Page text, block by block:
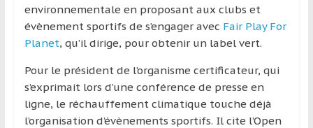
environnementale en proposant aux clubs et
évènement sportifs de s’engager avec Fair Play For
Planet, qu’il dirige, pour obtenir un label vert.
Pour le président de l’organisme certificateur, qui
s’exprimait lors d’une conférence de presse en
ligne, le réchauffement climatique touche déjà
l’organisation d’évènements sportifs. Il cite l’Open